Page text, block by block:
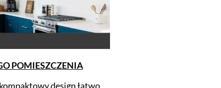
POMIESZCZENIA
design łatwo